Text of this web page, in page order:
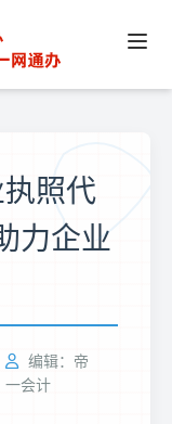
照代
力企业
编辑：帝
一会计